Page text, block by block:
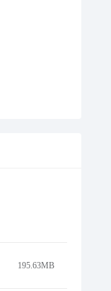
195.63MB